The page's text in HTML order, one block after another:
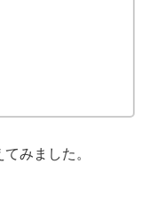
みました。